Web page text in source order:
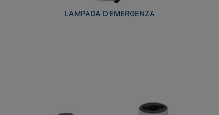
LAMPADA D’EMERGENZA